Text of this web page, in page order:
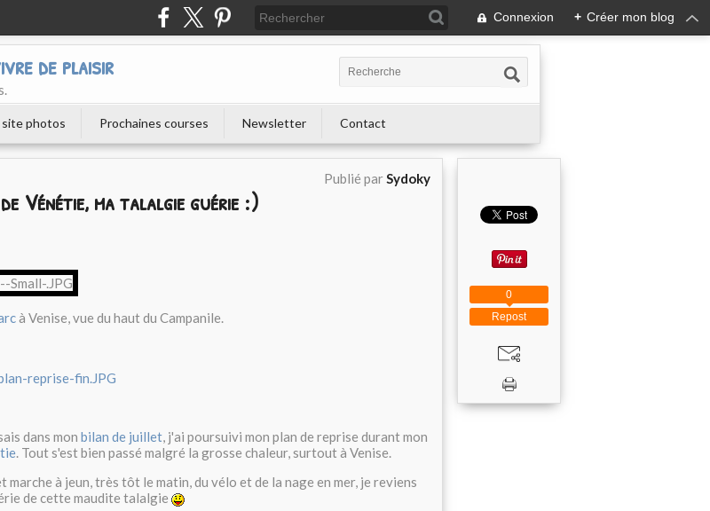
Connexion + Créer mon blog
de plaisir
photos Prochaines courses Newsletter Contact
Publié parSydoky
Vénétie, ma talalgie guérie :)
à Venise, vue du haut du Campanile.
dans mon bilan de juillet, j'ai poursuivi mon plan de reprise durant mon
. Tout s'est bien passé malgré la grosse chaleur, surtout à Venise.
marche à jeun, très tôt le matin, du vélo et de la nage en mer, je reviens
de cette maudite talalgie
Repost
0